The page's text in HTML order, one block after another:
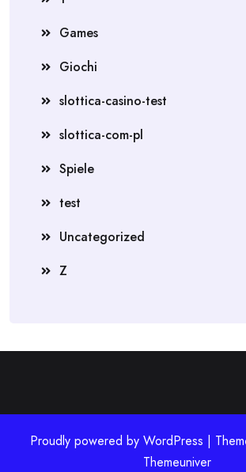
Games
Giochi
slottica-casino-test
slottica-com-pl
Spiele
test
Uncategorized
Z
Proudly powered by WordPress |
Themeuniver